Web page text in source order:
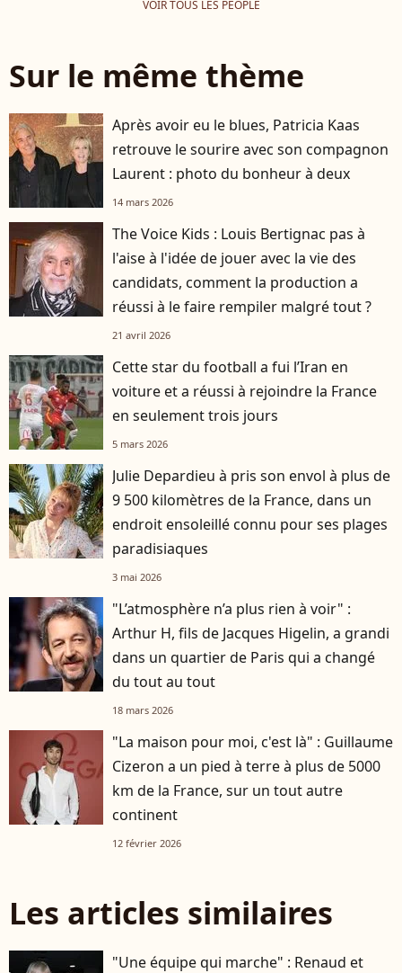
VOIR TOUS LES PEOPLE
Sur le même thème
Après avoir eu le blues, Patricia Kaas
retrouve le sourire avec son compagnon
Laurent : photo du bonheur à deux
14 mars 2026
The Voice Kids : Louis Bertignac pas à
l'aise à l'idée de jouer avec la vie des
candidats, comment la production a
réussi à le faire rempiler malgré tout ?
21 avril 2026
Cette star du football a fui l’Iran en
voiture et a réussi à rejoindre la France
en seulement trois jours
5 mars 2026
Julie Depardieu à pris son envol à plus de
9 500 kilomètres de la France, dans un
endroit ensoleillé connu pour ses plages
paradisiaques
3 mai 2026
"L’atmosphère n’a plus rien à voir" :
Arthur H, fils de Jacques Higelin, a grandi
dans un quartier de Paris qui a changé
du tout au tout
18 mars 2026
"La maison pour moi, c'est là" : Guillaume
Cizeron a un pied à terre à plus de 5000
km de la France, sur un tout autre
continent
12 février 2026
Les articles similaires
"Une équipe qui marche" : Renaud et